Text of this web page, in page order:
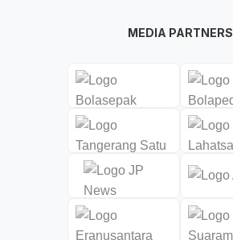
MEDIA PARTNERS